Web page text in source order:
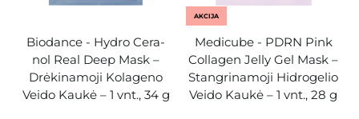
Biodance - Hydro Cera-
nol Real Deep Mask –
Drėkinamoji Kolageno
Veido Kaukė – 1 vnt., 34 g
AKCIJA
Medicube - PDRN Pink
Collagen Jelly Gel Mask –
Stangrinamoji Hidrogelio
Veido Kaukė – 1 vnt., 28 g